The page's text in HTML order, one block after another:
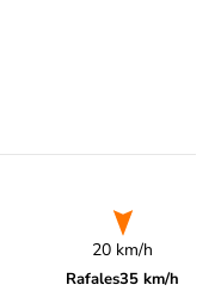
20 km/h
Rafales35 km/h